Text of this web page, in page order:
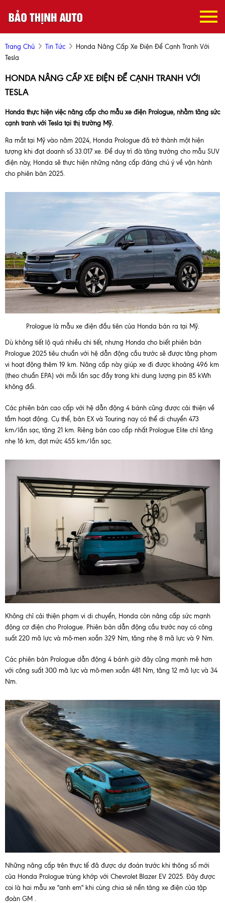
Trang Chủ Tin Tức
Honda Nâng Cấp Xe Điện Để Cạnh Tranh Với
Tesla
HONDA NÂNG CẤP XE ĐIỆN ĐỂ CẠNH TRANH VỚI
TESLA
Honda thực hiện việc nâng cấp cho mẫu xe điện Prologue, nhằm tăng sức
cạnh tranh với Tesla tại thị trường Mỹ.
Ra mắt tại Mỹ vào năm 2024, Honda Prologue đã trở thành một hiện
tượng khi đạt doanh số 33.017 xe. Để duy trì đà tăng trưởng cho mẫu SUV
điện này, Honda sẽ thực hiện những nâng cấp đáng chú ý về vận hành
cho phiên bản 2025.
Prologue là mẫu xe điện đầu tiên của Honda bán ra tại Mỹ.
Dù không tiết lộ quá nhiều chi tiết, nhưng Honda cho biết phiên bản
Prologue 2025 tiêu chuẩn với hệ dẫn động cầu trước sẽ được tăng phạm
vi hoạt động thêm 19 km. Nâng cấp này giúp xe đi được khoảng 496 km
(theo chuẩn EPA) với mỗi lần sạc đầy trong khi dung lượng pin 85 kWh
không đổi.
Các phiên bản cao cấp với hệ dẫn động 4 bánh cũng được cải thiện về
tầm hoạt động. Cụ thể, bản EX và Touring nay có thể di chuyển 473
km/lần sạc, tăng 21 km. Riêng bản cao cấp nhất Prologue Elite chỉ tăng
nhẹ 16 km, đạt mức 455 km/lần sạc.
Không chỉ cải thiện phạm vi di chuyển, Honda còn nâng cấp sức mạnh
động cơ điện cho Prologue. Phiên bản dẫn động cầu trước nay có công
suất 220 mã lực và mô-men xoắn 329 Nm, tăng nhẹ 8 mã lực và 9 Nm.
Các phiên bản Prologue dẫn động 4 bánh giờ đây cũng mạnh mẽ hơn
với công suất 300 mã lực và mô-men xoắn 481 Nm, tăng 12 mã lực và 34
Nm.
Những nâng cấp trên thực tế đã được dự đoán trước khi thông số mới
của Honda Prologue trùng khớp với Chevrolet Blazer EV 2025. Đây được
coi là hai mẫu xe "anh em" khi cùng chia sẻ nền tảng xe điện của tập
đoàn GM .